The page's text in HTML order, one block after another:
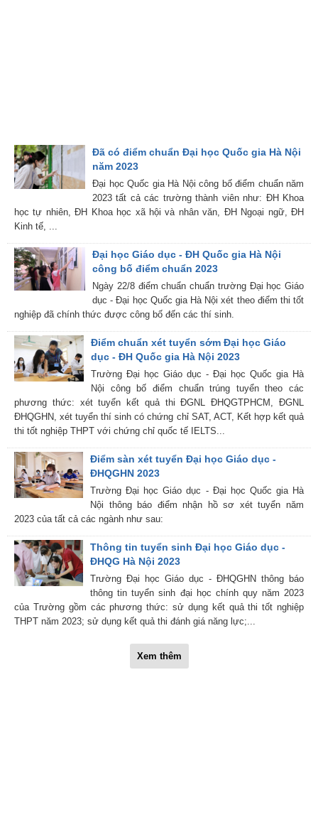
Đã có điểm chuẩn Đại học Quốc gia Hà Nội
năm 2023
Đại học Quốc gia Hà Nội công bố điểm chuẩn năm
2023 tất cả các trường thành viên như: ĐH Khoa
học tự nhiên, ĐH Khoa học xã hội và nhân văn, ĐH Ngoại ngữ, ĐH
Kinh tế, ...
Đại học Giáo dục - ĐH Quốc gia Hà Nội
công bố điểm chuẩn 2023
Ngày 22/8 điểm chuẩn chuẩn trường Đại học Giáo
dục - Đại học Quốc gia Hà Nội xét theo điểm thi tốt
nghiệp đã chính thức được công bố đến các thí sinh.
Điểm chuẩn xét tuyển sớm Đại học Giáo
dục - ĐH Quốc gia Hà Nội 2023
Trường Đại học Giáo dục - Đại học Quốc gia Hà
Nội công bố điểm chuẩn trúng tuyển theo các
phương thức: xét tuyển kết quả thi ĐGNL ĐHQGTPHCM, ĐGNL
ĐHQGHN, xét tuyển thí sinh có chứng chỉ SAT, ACT, Kết hợp kết quả
thi tốt nghiệp THPT với chứng chỉ quốc tế IELTS...
Điểm sàn xét tuyển Đại học Giáo dục -
ĐHQGHN 2023
Trường Đại học Giáo dục - Đại học Quốc gia Hà
Nội thông báo điểm nhận hồ sơ xét tuyển năm
2023 của tất cả các ngành như sau:
Thông tin tuyển sinh Đại học Giáo dục -
ĐHQG Hà Nội 2023
Trường Đại học Giáo dục - ĐHQGHN thông báo
thông tin tuyển sinh đại học chính quy năm 2023
của Trường gồm các phương thức: sử dụng kết quả thi tốt nghiệp
THPT năm 2023; sử dụng kết quả thi đánh giá năng lực;...
Xem thêm